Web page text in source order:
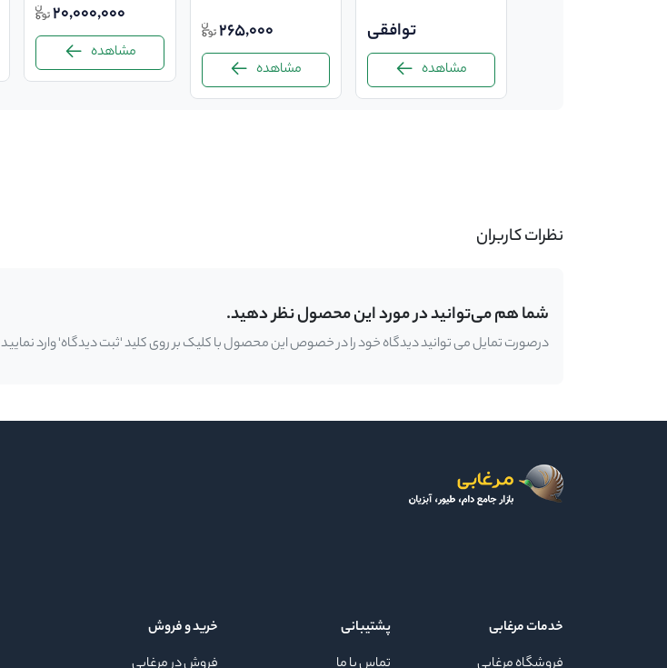
توافقی
مشاهده
265,000
مشاهده
20,000,000
مشاهده
نظرات کاربران
شما هم می‌توانید در مورد این محصول نظر دهید.
درصورت تمایل می توانید دیدگاه خود را در خصوص این محصول با کلیک بر روی کلید 'ثبت دیدگاه' وارد نمایید
خدمات مرغابی
پشتیبانی
خرید و فروش